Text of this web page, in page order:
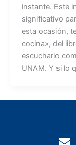
instante. Este
significativo
esta ocasión,
cocina», del
escucharlo
UNAM. Y si lo